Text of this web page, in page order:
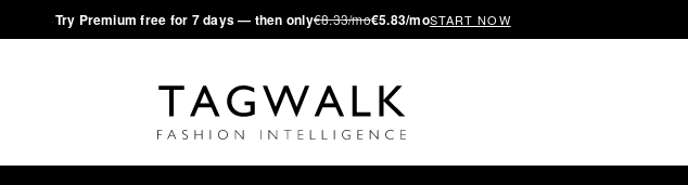
·Try Premium free for 7 days — then only€8.33/mo€5.83/moSTART NOW